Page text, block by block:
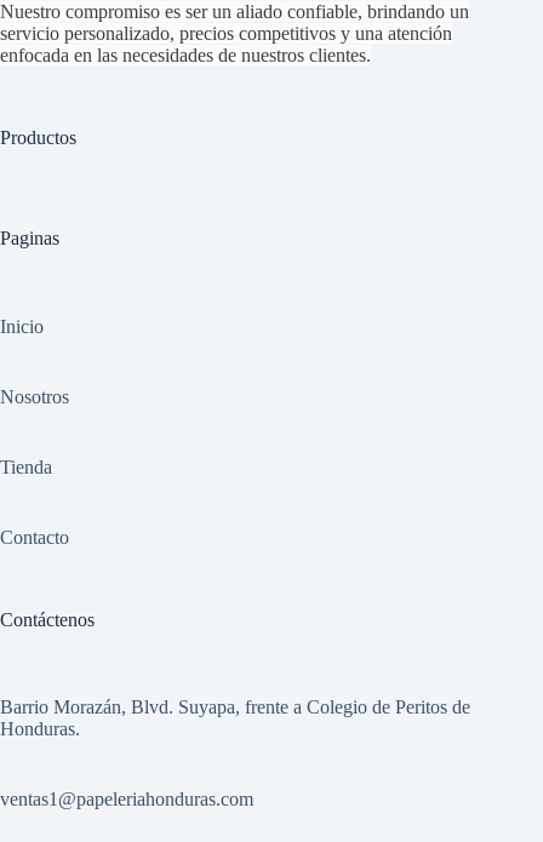
Nuestro compromiso es ser un aliado confiable, brindando un
servicio personalizado, precios competitivos y una atención
enfocada en las necesidades de nuestros clientes.
Productos
Paginas
Inicio
Nosotros
Tienda
Contacto
Contáctenos
Barrio Morazán, Blvd. Suyapa, frente a Colegio de Peritos de
Honduras.
ventas1@papeleriahonduras.com